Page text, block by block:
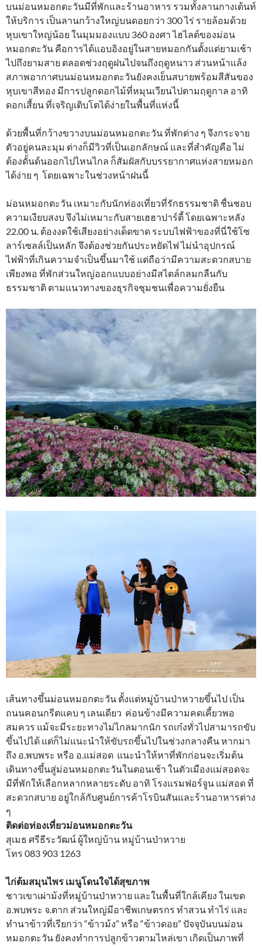
บนม่อนหมอกตะวันมีที่พักและร้านอาหาร รวมทั้งลานกางเต้นท์
ให้บริการ เป็นลานกว้างใหญ่บนดอยกว่า 300 ไร่ รายล้อมด้วย
หุบเขาใหญ่น้อย ในมุมมองแบบ 360 องศา ไฮไลต์ของม่อน
หมอกตะวัน คือการได้แอบอิงอยู่ในสายหมอกกันตั้งแต่ยามเช้า
ไปถึงยามสาย ตลอดช่วงฤดูฝนไปจนถึงฤดูหนาว ส่วนหน้าแล้ง
สภาพอากาศบนม่อนหมอกตะวันยังคงเย็นสบายพร้อมสีสันของ
หุบเขาสีทอง มีการปลูกดอกไม้ที่หมุนเวียนไปตามฤดูกาล อาทิ
ดอกเสี้ยน ที่เจริญเติบโตได้ง่ายในพื้นที่แห่งนี้
ด้วยพื้นที่กว้างขวางบนม่อนหมอกตะวัน ที่พักต่าง ๆ จึงกระจาย
ตัวอยู่คนละมุม ต่างก็มีวิวที่เป็นเอกลักษณ์ และที่สำคัญคือ ไม่
ต้องดั้นด้นออกไปไหนไกล ก็สัมผัสกับบรรยากาศแห่งสายหมอก
ได้ง่าย ๆ โดยเฉพาะในช่วงหน้าฝนนี้
ม่อนหมอกตะวัน เหมาะกับนักท่องเที่ยวที่รักธรรมชาติ ชื่นชอบ
ความเงียบสงบ จึงไม่เหมาะกับสายเฮฮาปาร์ตี้ โดยเฉพาะหลัง
22.00 น. ต้องงดใช้เสียงอย่างเด็ดขาด ระบบไฟฟ้าของที่นี่ใช้โซ
ลาร์เซลล์เป็นหลัก จึงต้องช่วยกันประหยัดไฟ ไม่นำอุปกรณ์
ไฟฟ้าที่เกินความจำเป็นขึ้นมาใช้ แต่ถือว่ามีความสะดวกสบาย
เพียงพอ ที่พักส่วนใหญ่ออกแบบอย่างมีสไตล์กลมกลืนกับ
ธรรมชาติ ตามแนวทางของธุรกิจชุมชนเพื่อความยั่งยืน
เส้นทางขึ้นม่อนหมอกตะวัน ตั้งแต่หมู่บ้านป่าหวายขึ้นไป เป็น
ถนนคอนกรีตแคบ ๆ เลนเดียว ค่อนข้างมีความคดเคี้ยวพอ
สมควร แม้จะมีระยะทางไม่ไกลมากนัก รถเก๋งทั่วไปสามารถขับ
ขึ้นไปได้ แต่ก็ไม่แนะนำให้ขับรถขึ้นไปในช่วงกลางคืน หากมา
ถึง อ.พบพระ หรือ อ.แม่สอด แนะนำให้หาที่พักก่อนจะเริ่มต้น
เดินทางขึ้นสู่ม่อนหมอกตะวันในตอนเช้า ในตัวเมืองแม่สอดจะ
มีที่พักให้เลือกหลากหลายระดับ อาทิ โรงแรมฟอร์จูน แม่สอด ที่
สะดวกสบาย อยู่ใกล้กับศูนย์การค้าโรบินสันและร้านอาหารต่าง
ๆ
ติดต่อท่องเที่ยวม่อนหมอกตะวัน
สุเมธ ศรีธีระวัฒน์ ผู้ใหญ่บ้าน หมู่บ้านป่าหวาย
โทร 083 903 1263
ไก่ต้มสมุนไพร เมนูโดนใจได้สุขภาพ
ชาวเขาเผ่าม้งที่หมู่บ้านป่าหวาย และในพื้นที่ใกล้เคียง ในเขต
อ.พบพระ จ.ตาก ส่วนใหญ่มีอาชีพเกษตรกร ทำสวน ทำไร่ และ
ทำนาข้าวที่เรียกว่า “ข้าวม้ง” หรือ “ข้าวดอย” ปัจจุบันบนม่อน
หมอกตะวัน ยังคงทำการปลูกข้าวตามไหล่เขา เกิดเป็นภาพที่